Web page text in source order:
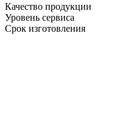
Качество продукции
Уровень сервиса
Срок изготовления